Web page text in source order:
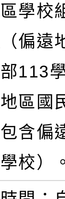
學校
偏遠
113
區國
含偏
校）